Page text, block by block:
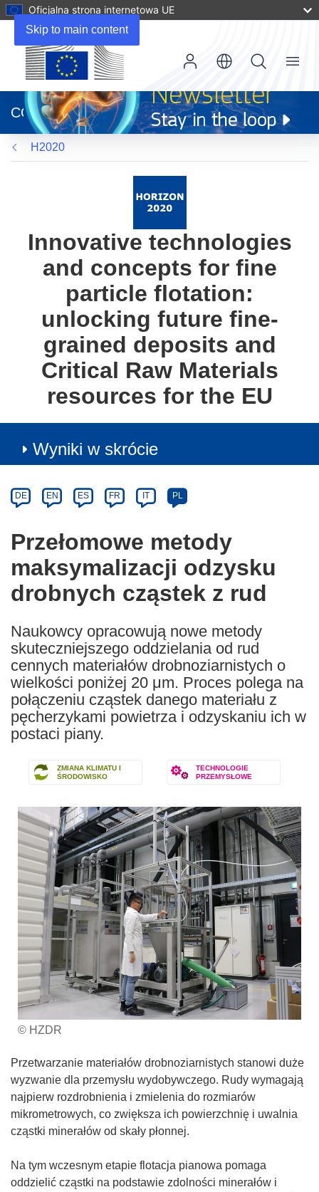
Skip to main content
Oficjalna strona internetowa UE
otworzy
się
w
nowym
oknie)
CORDIS
Menu
H2020
Innovative technologies
and concepts for fine
particle flotation:
unlocking future fine-
grained deposits and
Critical Raw Materials
resources for the EU
Wyniki w skrócie
Category
Article
available
the
following
languages:
DE EN ES FR IT PL
Przełomowe metody
maksymalizacji odzysku
drobnych cząstek z rud
Naukowcy opracowują nowe metody
skuteczniejszego oddzielania od rud
cennych materiałów drobnoziarnistych o
wielkości poniżej 20 μm. Proces polega na
połączeniu cząstek danego materiału z
pęcherzykami powietrza i odzyskaniu ich w
postaci piany.
ZMIANA KLIMATU I
ŚRODOWISKO
TECHNOLOGIE
PRZEMYSŁOWE
© HZDR
Przetwarzanie materiałów drobnoziarnistych stanowi duże
wyzwanie dla przemysłu wydobywczego. Rudy wymagają
najpierw rozdrobnienia i zmielenia do rozmiarów
mikrometrowych, co zwiększa ich powierzchnię i uwalnia
cząstki minerałów od skały płonnej.
Na tym wczesnym etapie flotacja pianowa pomaga
oddzielić cząstki na podstawie zdolności minerałów i